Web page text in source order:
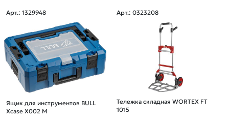
Арт.: 1329948
Ящик для инструментов BULL
Xcase X002 M
Арт.: 0323208
Тележка складная WORTEX FT
1015